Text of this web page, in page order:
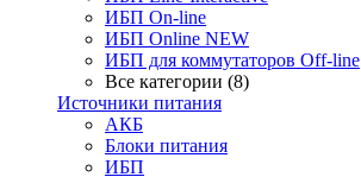
ИБП On-line
ИБП Online NEW
ИБП для коммутаторов Off-line
Все категории (8)
Источники питания
АКБ
Блоки питания
ИБП